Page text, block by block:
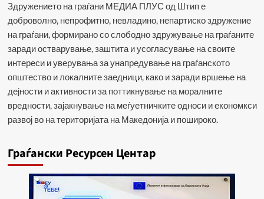
Здружението на граѓани МЕДИА ПЛУС од Штип е
доброволно, непрофитно, невладино, непартиско здружение
на граѓани, формирано со слободно здружување на граѓаните
заради остварување, заштита и усогласување на своите
интереси и уверувања за унапредување на граѓанското
општество и локалните заедници, како и заради вршење на
дејности и активности за поттикнување на моралните
вредности, зајакнување на меѓуетничките односи и економкси
развој во на територијата на Македонија и пошироко.
Граѓански Ресурсен Центар